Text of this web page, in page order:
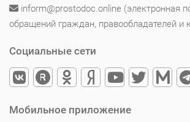
inform@prostodoc.online (электронная
обращений граждан, правообладателей и
Социальные сети
Мобильное приложение